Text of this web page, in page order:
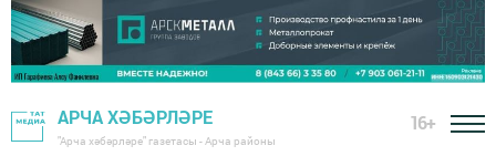
АРЧА ХӘБӘРЛӘРЕ
"Арча хәбәрләре" газетасы - Арча районы
16+